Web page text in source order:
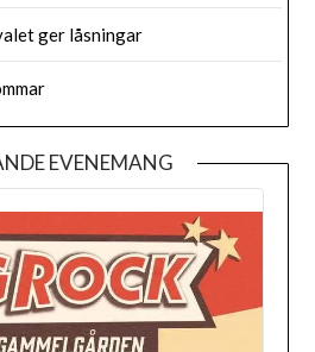
ger låsningar
EVENEMANG